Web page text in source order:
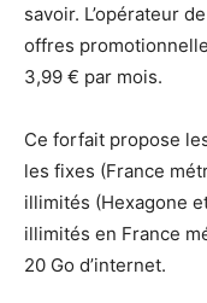
savoir. L’opérateur
offres
3,99 € par mois.
Ce forfait propose
les fixes (France
illimités (Hexagone
illimités en France
20 Go d’internet.